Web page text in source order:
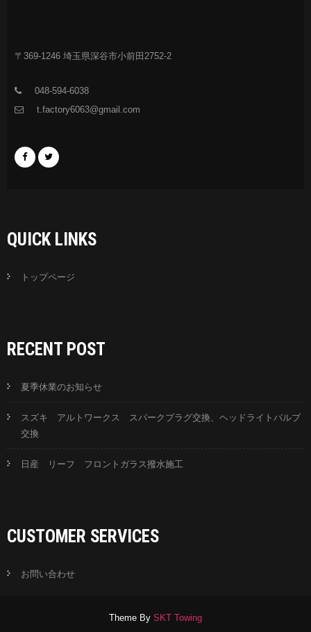
〒369-1246 埼玉県深谷市小前田2752-2
048-594-6038
t.factory6063@gmail.com
QUICK LINKS
トップページ
RECENT POST
夏季休業のお知らせ
スズキ アルトワークス スパークプラグ交換、ヘッドライトバルブ
交換
日産 リーフ フロントガラス撥水施工
CUSTOMER SERVICES
お問い合わせ
Theme By SKT Towing